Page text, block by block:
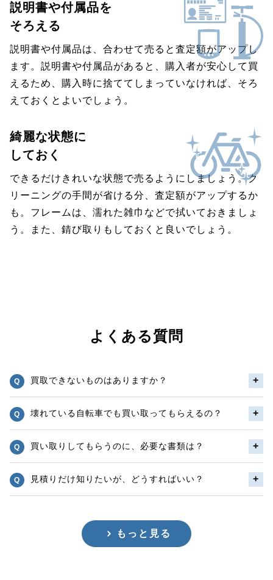
説明書や付属品を
そろえる
説明書や付属品は、合わせて売ると査定額がアップし
ます。説明書や付属品があると、購入者が安心して買
えるため、購入時に捨ててしまっていなければ、そろ
えておくとよいでしょう。
綺麗な状態に
しておく
できるだけきれいな状態で売るようにしましょう。ク
リーニングの手間が省ける分、査定額がアップするか
も。フレームは、濡れた雑巾などで拭いておきましょ
う。また、錆び取りもしておくと良いでしょう。
よくある質問
買取できないものはありますか？
壊れている自転車でも買い取ってもらえるの？
買い取りしてもらうのに、必要な書類は？
見積りだけ知りたいが、どうすればいい？
もっと見る